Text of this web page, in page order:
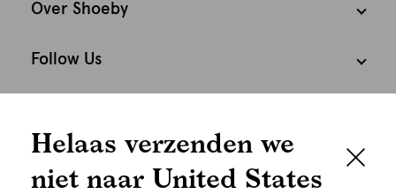
graag persoonlijk
Over Shoeby
Follow Us
Nederland Nederlands
Helaas verzenden we
niet naar United States